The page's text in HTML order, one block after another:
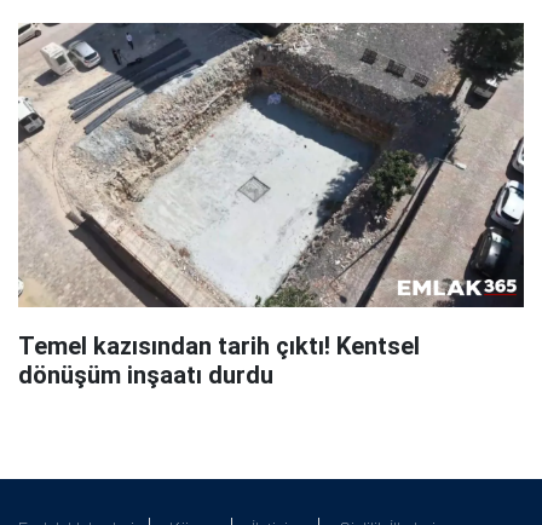
Temel kazısından tarih çıktı! Kentsel
dönüşüm inşaatı durdu